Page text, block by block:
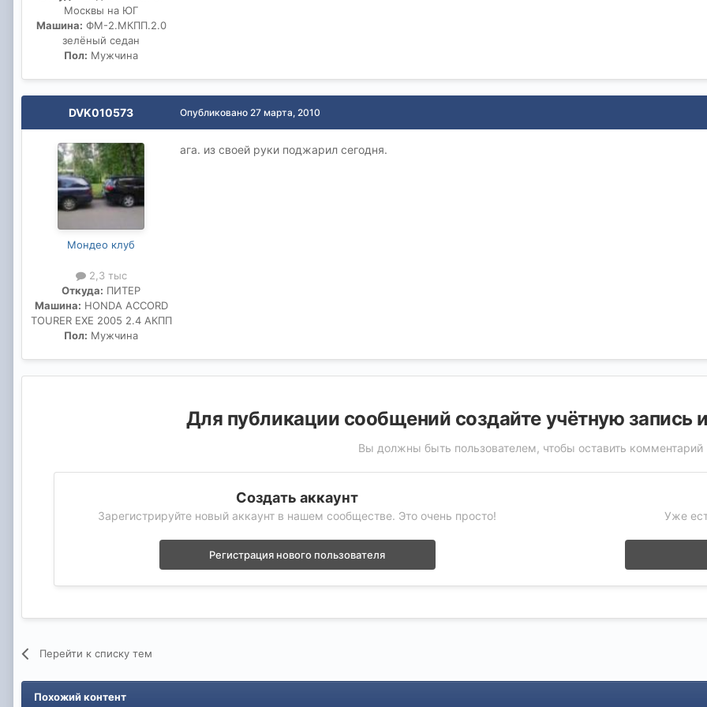
Москвы на ЮГ
Машина: ФМ-2.МКПП.2.0
зелёный седан
Пол: Мужчина
DVK010573
Мондео клуб
2,3 тыс
Откуда: ПИТЕР
Машина: HONDA ACCORD
TOURER EXE 2005 2.4 АКПП
Пол: Мужчина
Опубликовано 27 марта, 2010
ага. из своей руки поджарил сегодня.
Для публикации сообщений создайте учётную запись
Вы должны быть пользователем, чтобы оставить комментарий
Создать аккаунт
Зарегистрируйте новый аккаунт в нашем сообществе. Это очень просто!
Регистрация нового пользователя
Уже
Перейти к списку тем
Похожий контент